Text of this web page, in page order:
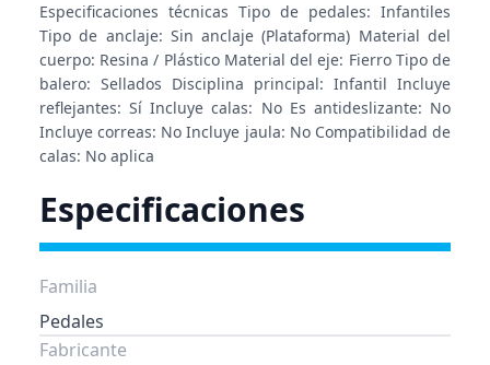
Especificaciones técnicas Tipo de pedales: Infantiles
Tipo de anclaje: Sin anclaje (Plataforma) Material del
cuerpo: Resina / Plástico Material del eje: Fierro Tipo de
balero: Sellados Disciplina principal: Infantil Incluye
reflejantes: Sí Incluye calas: No Es antideslizante: No
Incluye correas: No Incluye jaula: No Compatibilidad de
calas: No aplica
Especificaciones
Familia
Pedales
Fabricante